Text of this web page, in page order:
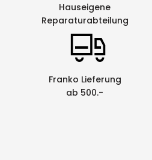
Hauseigene
Reparaturabteilung
Franko Lieferung
ab 500.-